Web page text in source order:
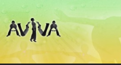
Aviva – Methode –